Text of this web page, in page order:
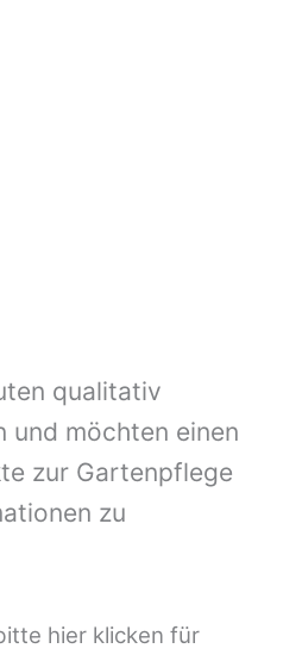
qualitativ
und möchten einen
zur Gartenpflege
zu
hier klicken für